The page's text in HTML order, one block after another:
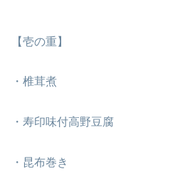
【壱の重】
・椎茸煮
・寿印味付高野豆腐
・昆布巻き